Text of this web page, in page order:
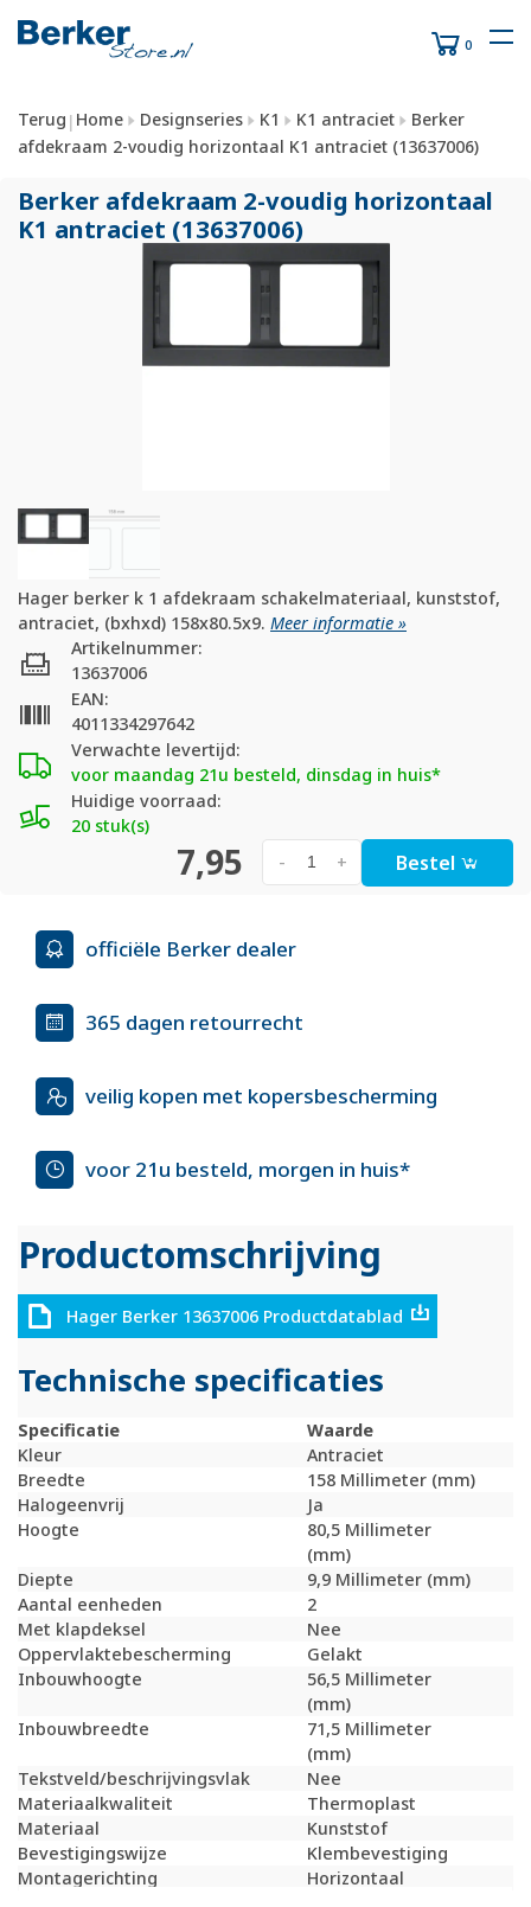
0
Terug | Home Designseries K1 K1 antraciet
Berker
afdekraam 2-voudig horizontaal K1 antraciet (13637006)
Berker afdekraam 2-voudig horizontaal
K1 antraciet (13637006)
Hager berker k 1 afdekraam schakelmateriaal, kunststof,
antraciet, (bxhxd) 158x80.5x9. Meer informatie »
Verwachte levertijd:
voor maandag 21u besteld, dinsdag in huis*
Huidige voorraad:
20 stuk(s)
Artikelnummer:
13637006
EAN:
4011334297642
7,95 +
- Bestel
officiële Berker dealer
365 dagen retourrecht
veilig kopen met kopersbescherming
voor 21u besteld, morgen in huis*
Productomschrijving
Hager Berker 13637006 Productdatablad
Technische specificaties
Specificatie
Waarde
Kleur
Antraciet
Breedte
158 Millimeter (mm)
Halogeenvrij
Ja
Hoogte
80,5 Millimeter
(mm)
Diepte
9,9 Millimeter (mm)
Aantal eenheden
2
Met klapdeksel
Nee
Oppervlaktebescherming
Gelakt
Inbouwhoogte
56,5 Millimeter
(mm)
Inbouwbreedte
71,5 Millimeter
(mm)
Tekstveld/beschrijvingsvlak
Nee
Materiaalkwaliteit
Thermoplast
Materiaal
Kunststof
Bevestigingswijze
Klembevestiging
Montagerichting
Horizontaal